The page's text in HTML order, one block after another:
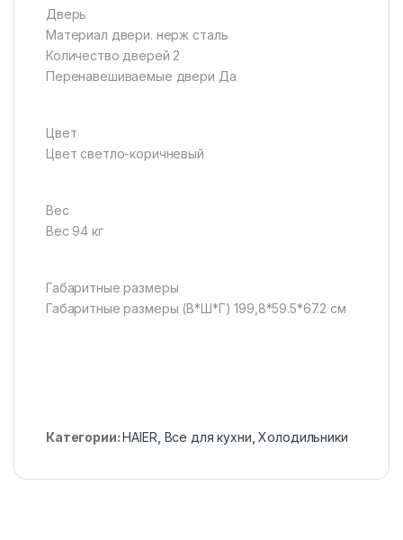
Дверь
Материал двери. нерж сталь
Количество дверей 2
Перенавешиваемые двери Да
Цвет
Цвет светло-коричневый
Вес
Вес 94 кг
Габаритные размеры
Габаритные размеры (В*Ш*Г) 199,8*59.5*67.2 см
Категории:HAIER Все для кухни ,Холодильники